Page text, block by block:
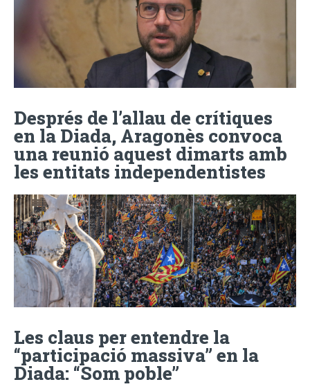
Després de l’allau de crítiques
en la Diada, Aragonès convoca
una reunió aquest dimarts amb
les entitats independentistes
Les claus per entendre la
“participació massiva” en la
Diada: “Som poble”